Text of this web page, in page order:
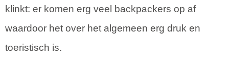
klinkt: er komen erg veel backpackers op af
waardoor het over het algemeen erg druk en
toeristisch is.